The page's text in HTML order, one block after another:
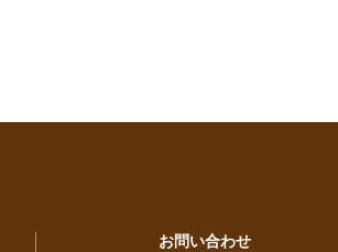
お問い合わせ